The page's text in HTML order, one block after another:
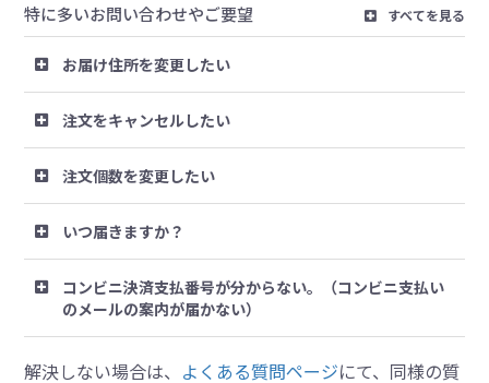
特に多いお問い合わせやご要望 すべてを見る
お届け住所を変更したい
注文をキャンセルしたい
注文個数を変更したい
いつ届きますか？
コンビニ決済支払番号が分からない。（コンビニ支払い
のメールの案内が届かない）
解決しない場合は、 よくある質問ページにて、同様の質